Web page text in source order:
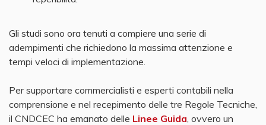
Gli studi sono ora tenuti a compiere una serie di
adempimenti che richiedono la massima attenzione e
tempi veloci di implementazione.
Per supportare commercialisti e esperti contabili nella
comprensione e nel recepimento delle tre Regole Tecniche,
il CNDCEC ha emanato delle Linee Guida, ovvero un